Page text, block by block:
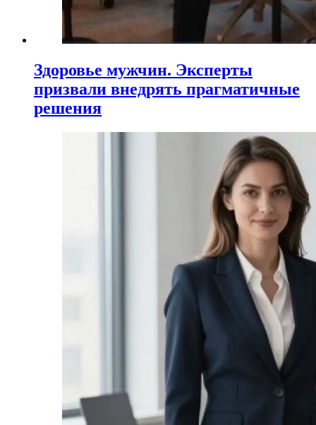
Здоровье мужчин. Эксперты
призвали внедрять прагматичные
решения